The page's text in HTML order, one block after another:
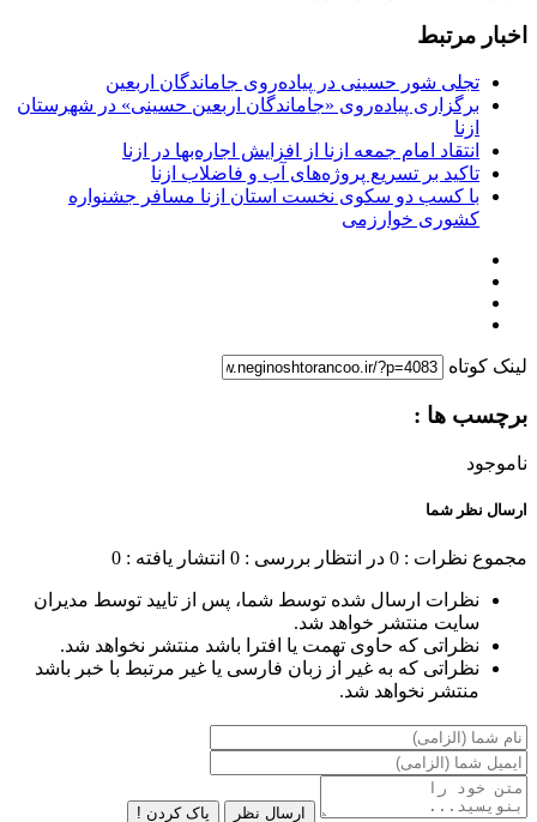
اخبار مرتبط
تجلی شور حسینی در پیاده‌روی جاماندگان اربعین
برگزاری پیاده‌روی «جاماندگان اربعین حسینی» در شهرستان
ازنا
انتقاد امام جمعه ازنا از افزایش اجاره‌بها در ازنا
تاکید بر تسریع پروژه‌های آب و فاضلاب ازنا
با کسب دو سکوی نخست استان ازنا مسافر جشنواره
کشوری خوارزمی
لینک کوتاه
برچسب ها :
ناموجود
ارسال نظر شما
مجموع نظرات : 0 در انتظار بررسی : 0 انتشار یافته : 0
نظرات ارسال شده توسط شما، پس از تایید توسط مدیران
سایت منتشر خواهد شد.
نظراتی که حاوی تهمت یا افترا باشد منتشر نخواهد شد.
نظراتی که به غیر از زبان فارسی یا غیر مرتبط با خبر باشد
منتشر نخواهد شد.
ارسال نظر پاک کردن !